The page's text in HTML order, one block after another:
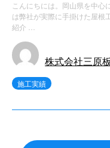
こんにちには。岡山県を中心
は弊社が実際に手掛けた屋根
紹介 …
株式会社三原
施工実績